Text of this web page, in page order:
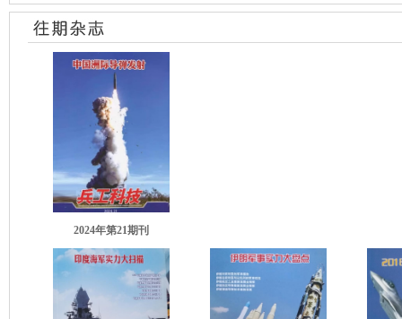
2024年第21期刊